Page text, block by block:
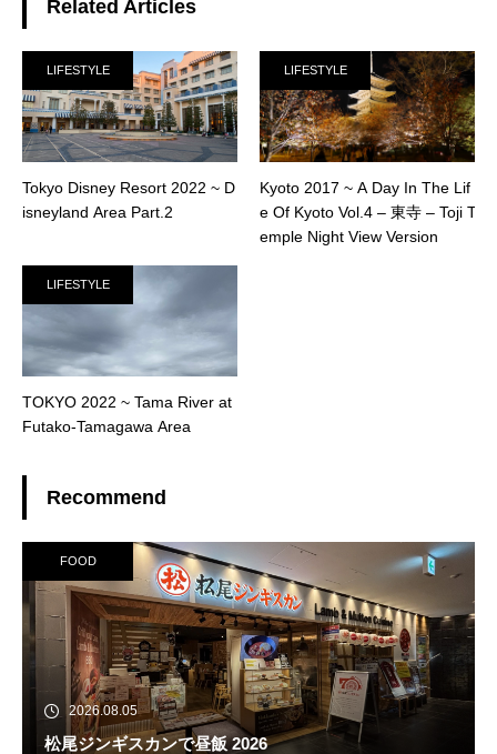
Related Articles
LIFESTYLE
Tokyo Disney Resort 2022 ~ D
isneyland Area Part.2
LIFESTYLE
Kyoto 2017 ~ A Day In The Lif
e Of Kyoto Vol.4 – 東寺 – Toji T
emple Night View Version
LIFESTYLE
TOKYO 2022 ~ Tama River at
Futako-Tamagawa Area
Recommend
FOOD
2026.08.05
松尾ジンギスカンで昼飯 2026